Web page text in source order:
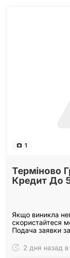
1
Терміново
Кредит До
Якщо виникла
скористайтеся
Подача заявки
2 дня назад в